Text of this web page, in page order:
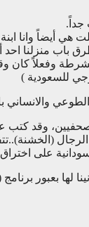
جداً.
وانا ابنة
باب منزلنا
وفعلاً
للسعودية )
وقد
على
لها